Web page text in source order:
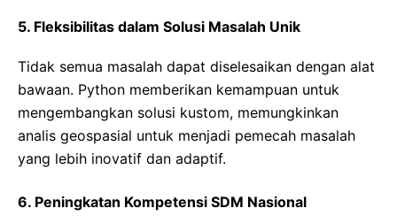
5. Fleksibilitas dalam Solusi Masalah Unik
Tidak semua masalah dapat diselesaikan dengan alat
bawaan. Python memberikan kemampuan untuk
mengembangkan solusi kustom, memungkinkan
analis geospasial untuk menjadi pemecah masalah
yang lebih inovatif dan adaptif.
6. Peningkatan Kompetensi SDM Nasional